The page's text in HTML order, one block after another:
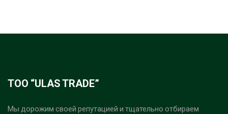
ТОО “ULAS TRADE”
Мы дорожим своей репутацией и тщательно отбираем